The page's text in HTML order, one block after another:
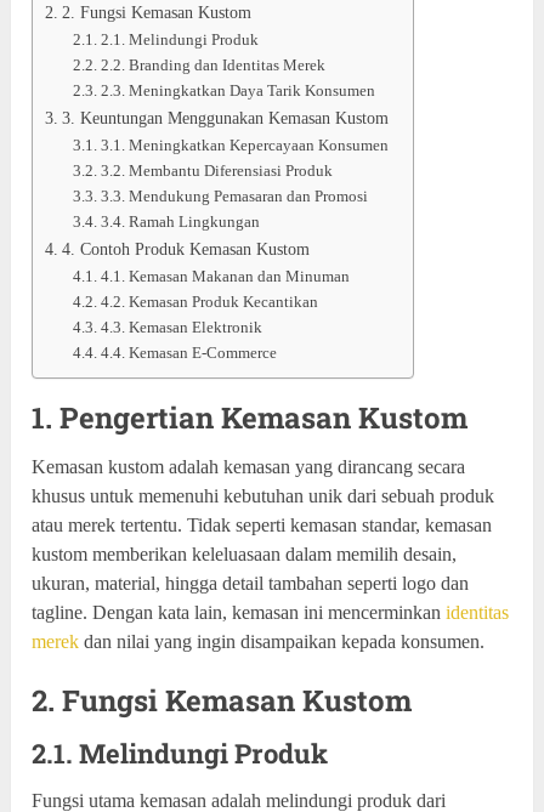
2. Fungsi Kemasan Kustom
2.1. Melindungi Produk
2.2. Branding dan Identitas Merek
2.3. Meningkatkan Daya Tarik Konsumen
3. Keuntungan Menggunakan Kemasan Kustom
3.1. Meningkatkan Kepercayaan Konsumen
3.2. Membantu Diferensiasi Produk
3.3. Mendukung Pemasaran dan Promosi
3.4. Ramah Lingkungan
4. Contoh Produk Kemasan Kustom
4.1. Kemasan Makanan dan Minuman
4.2. Kemasan Produk Kecantikan
4.3. Kemasan Elektronik
4.4. Kemasan E-Commerce
1. Pengertian Kemasan Kustom
Kemasan kustom adalah kemasan yang dirancang secara
khusus untuk memenuhi kebutuhan unik dari sebuah produk
atau merek tertentu. Tidak seperti kemasan standar, kemasan
kustom memberikan keleluasaan dalam memilih desain,
ukuran, material, hingga detail tambahan seperti logo dan
tagline. Dengan kata lain, kemasan ini mencerminkanidentitas
merek dan nilai yang ingin disampaikan kepada konsumen.
2. Fungsi Kemasan Kustom
2.1. Melindungi Produk
Fungsi utama kemasan adalah melindungi produk dari